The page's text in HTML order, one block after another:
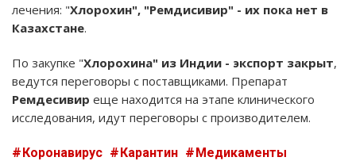
лечения: "Хлорохин", "Ремдисивир" - их пока нет в
Казахстане.
По закупке "Хлорохина" из Индии - экспорт закрыт,
ведутся переговоры с поставщиками. Препарат
Ремдесивир еще находится на этапе клинического
исследования, идут переговоры с производителем.
Коронавирус Карантин
Медикаменты